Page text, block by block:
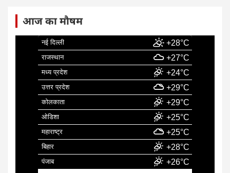
आज का मौषम
नई दिल्ली +28°C
राजस्थान +27°C
मध्य प्रदेश +24°C
उत्तर प्रदेश +29°C
कोलकाता +29°C
ओडिशा +25°C
महाराष्ट्र +25°C
बिहार +28°C
पंजाब +26°C